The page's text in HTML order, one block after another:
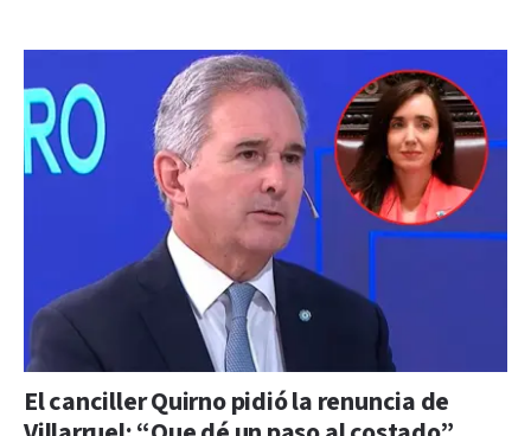
El canciller Quirno pidió la renuncia de